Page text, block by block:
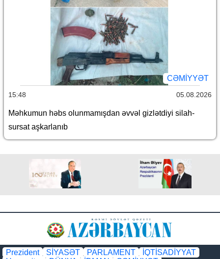
CƏMİYYƏT
15:48 05.08.2026
Məhkumun həbs olunmamışdan əvvəl gizlətdiyi silah-
sursat aşkarlanıb
Prezident SİYASƏT PARLAMENT
İQTİSADİYYAT